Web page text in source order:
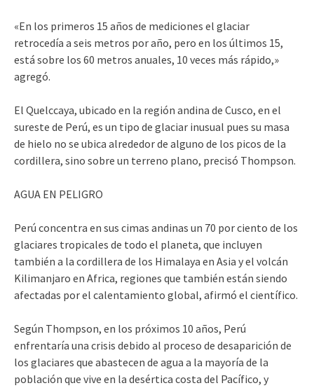
«En los primeros 15 años de mediciones el glaciar
retrocedía a seis metros por año, pero en los últimos 15,
está sobre los 60 metros anuales, 10 veces más rápido,»
agregó.
El Quelccaya, ubicado en la región andina de Cusco, en el
sureste de Perú, es un tipo de glaciar inusual pues su masa
de hielo no se ubica alrededor de alguno de los picos de la
cordillera, sino sobre un terreno plano, precisó Thompson.
AGUA EN PELIGRO
Perú concentra en sus cimas andinas un 70 por ciento de los
glaciares tropicales de todo el planeta, que incluyen
también a la cordillera de los Himalaya en Asia y el volcán
Kilimanjaro en Africa, regiones que también están siendo
afectadas por el calentamiento global, afirmó el científico.
Según Thompson, en los próximos 10 años, Perú
enfrentaría una crisis debido al proceso de desaparición de
los glaciares que abastecen de agua a la mayoría de la
población que vive en la desértica costa del Pacífico, y